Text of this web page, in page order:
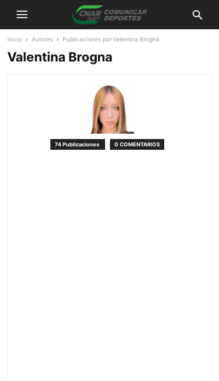
Inicio Autores Publicaciones por Valentina Brogna
Valentina Brogna
74 Publicaciones 0 COMENTARIOS